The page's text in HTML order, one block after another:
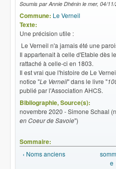
Soumis parAnnie Dhénin le mer, 04/
Commune: Le Verneil
Texte:
Une précision utile :
Le Verneil n'a jamais été une
Il appartenait à celle d'Etable dès
rattaché à celle-ci en 1803.
Il est vrai que l'histoire de Le
notice "Le Verneil" dans le livre "
publié par l'Association AHCS.
Bibliographie, Source(s):
novembre 2020 - Simone Schaal
en Coeur de Savoie")
Sommaire:
‹ Noms anciens
e